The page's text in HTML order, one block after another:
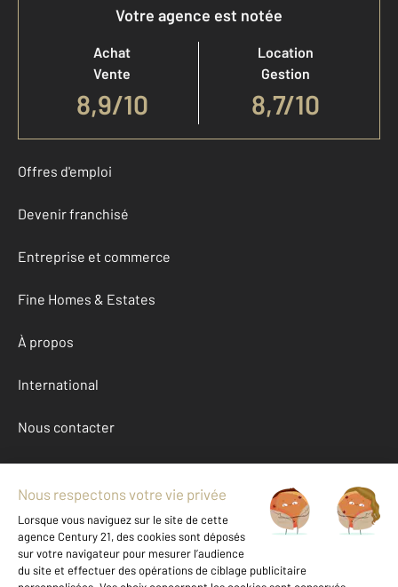
Votre agence est notée
Achat
Vente
8,9/10
Location
Gestion
8,7/10
Offres d'emploi
Devenir franchisé
Entreprise et commerce
Fine Homes & Estates
À propos
International
Nous contacter
Mentions légales & CGU et Barèmes d'honoraires
Données personnelles
Gestionnaire des cookies